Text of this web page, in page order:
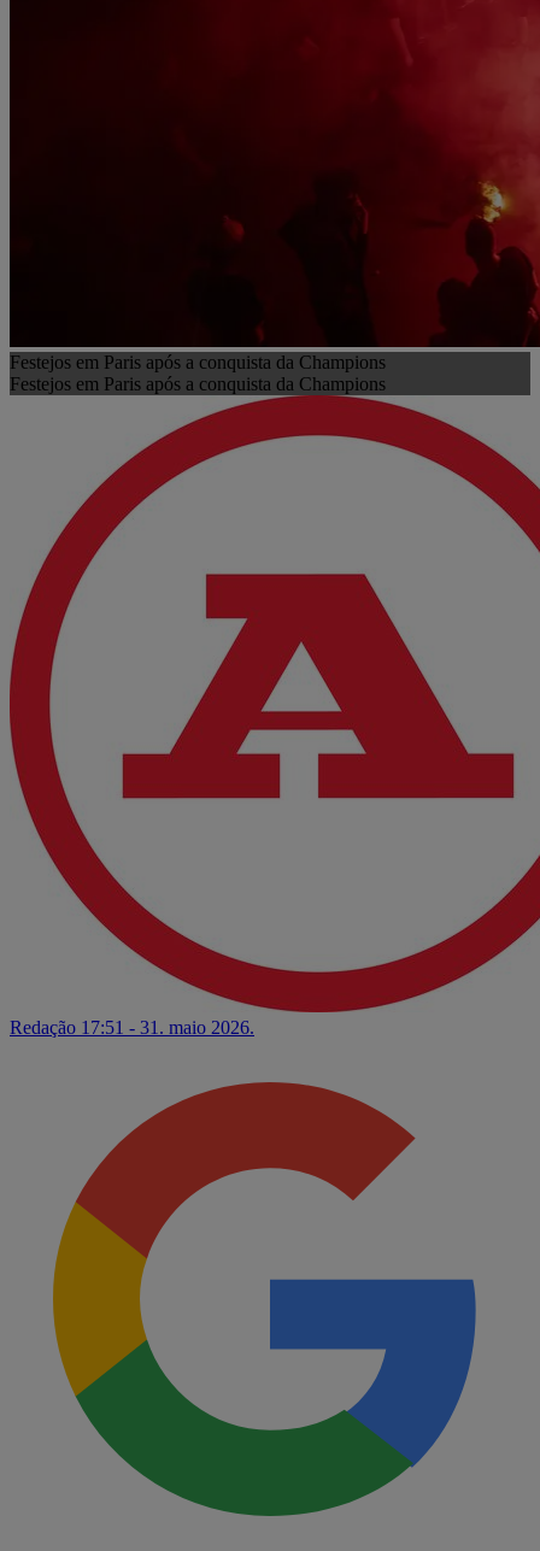
Festejos em Paris após a conquista da Champions
Festejos em Paris após a conquista da Champions
Redação 17:51 - 31. maio 2026.